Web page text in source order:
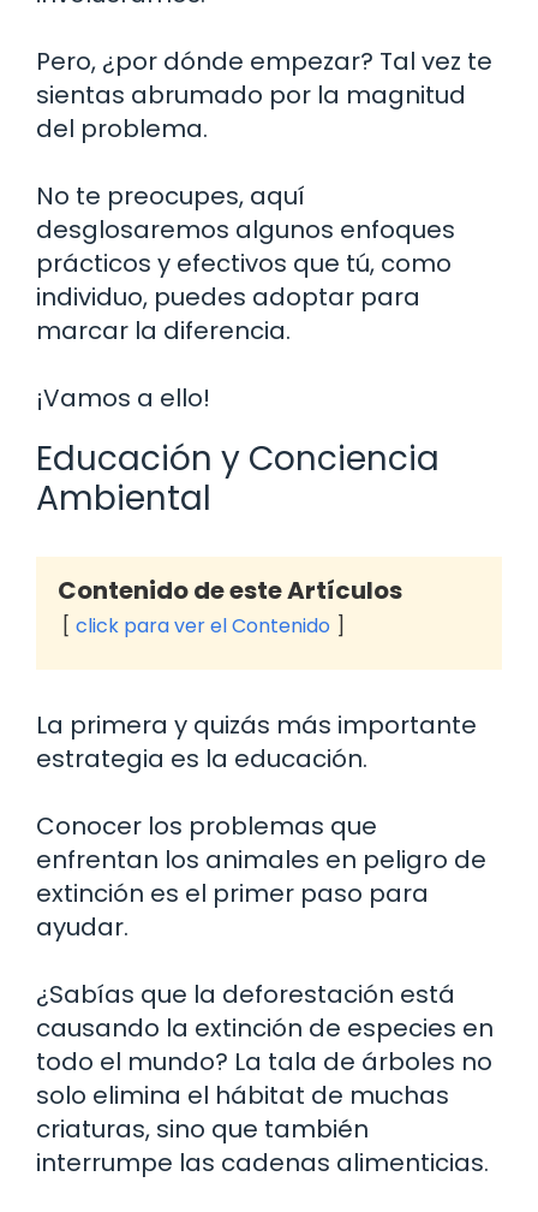
Pero, ¿por dónde empezar? Tal vez te
sientas abrumado por la magnitud
del problema.
No te preocupes, aquí
desglosaremos algunos enfoques
prácticos y efectivos que tú, como
individuo, puedes adoptar para
marcar la diferencia.
¡Vamos a ello!
Educación y Conciencia
Ambiental
Contenido de este Artículos
click para ver el Contenido
La primera y quizás más importante
estrategia es la educación.
Conocer los problemas que
enfrentan los animales en peligro de
extinción es el primer paso para
ayudar.
¿Sabías que la deforestación está
causando la extinción de especies en
todo el mundo? La tala de árboles no
solo elimina el hábitat de muchas
criaturas, sino que también
interrumpe las cadenas alimenticias.